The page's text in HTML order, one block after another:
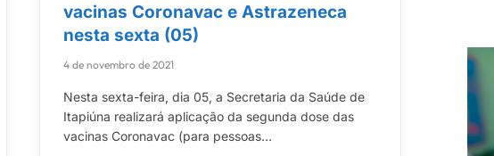
vacinas Coronavac e Astrazeneca
nesta sexta (05)
4 de novembro de 2021
Nesta sexta-feira, dia 05, a Secretaria da Saúde de
Itapiúna realizará aplicação da segunda dose das
vacinas Coronavac (para pessoas…